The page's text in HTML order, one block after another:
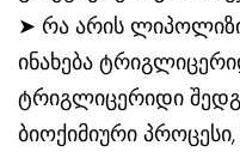
➤ რა არის
ინახება
ტრიგლიცერიდი
ბიოქიმიური